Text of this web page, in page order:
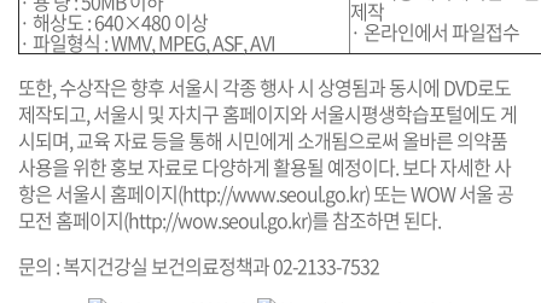
· 해상도 : 640×480 이상
· 파일형식 : WMV, MPEG, ASF, AVI
제작
· 온라인에서 파일접수
또한, 수상작은 향후 서울시 각종 행사 시 상영됨과 동시에 DVD로도
제작되고, 서울시 및 자치구 홈페이지와 서울시평생학습포털에도 게
시되며, 교육 자료 등을 통해 시민에게 소개됨으로써 올바른 의약품
사용을 위한 홍보 자료로 다양하게 활용될 예정이다. 보다 자세한 사
항은 서울시 홈페이지(http://www.seoul.go.kr) 또는 WOW 서울 공
모전 홈페이지(http://wow.seoul.go.kr)를 참조하면 된다.
문의 : 복지건강실 보건의료정책과 02-2133-7532